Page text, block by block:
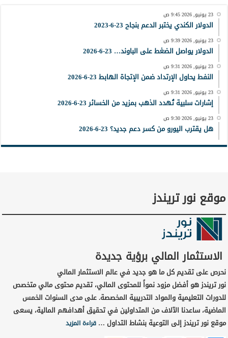
23 يونيو, 2026 9:45 ص
الدولار الكندي يختبر الدعم بنجاح 23-6-2023
23 يونيو, 2026 9:39 ص
الدولار يواصل الضغط على الباوند… 23-6-2026
23 يونيو, 2026 9:31 ص
النفط يحاول الإرتداد ضمن الإتجاة الهابط 23-6-2026
23 يونيو, 2026 9:31 ص
إشارات سلبية تُهدد الذهب بمزيد من الخسائر 23-6-2026
23 يونيو, 2026 9:30 ص
هل يقترب اليورو من كسر دعم جديد؟ 23-6-2026
موقع نور تريندز
الاستثمار المالي برؤية جديدة
نحرص على تقديم كل ما هو جديد في عالم الاستثمار المالي
نور تريندز هو أفضل مزود نمواً للمحتوى المالي، تقديم محتوى مالي متخصص
للدورات التعليمية والمواد التدريبية المخصصة. على مدى السنوات الخمس
الماضية، ساعدنا الآلاف من المتداولين في تحقيق أهدافهم المالية، يسعى
موقع نور تريندز إلى التوعية بنشاط التداول …قراءة المزيد